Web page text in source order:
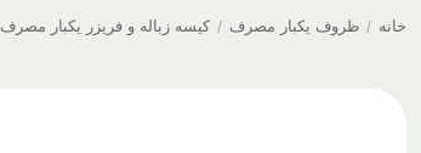
خانه / ظروف یکبار مصرف / کیسه زباله و فریزر یکبار مصرف